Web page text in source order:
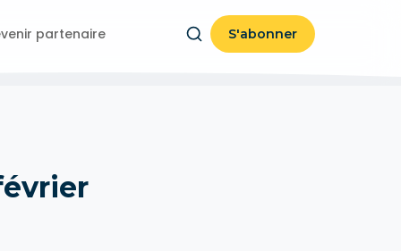
partenaire S'abonner